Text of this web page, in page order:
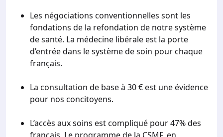
Les négociations conventionnelles sont les
fondations de la refondation de notre système
de santé. La médecine libérale est la porte
d’entrée dans le système de soin pour chaque
français.
La consultation de base à 30 € est une évidence
pour nos concitoyens.
L’accès aux soins est compliqué pour 47% des